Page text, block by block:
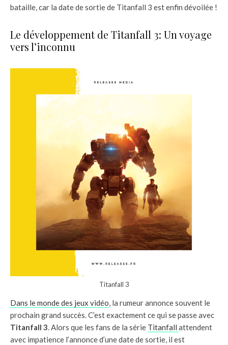
bataille, car la date de sortie de Titanfall 3 est enfin dévoilée !
Le développement de Titanfall 3: Un voyage
vers l’inconnu
Titanfall 3
Dans le monde des jeux vidéo, la rumeur annonce souvent le
prochain grand succès. C’est exactement ce qui se passe avec
Titanfall 3. Alors que les fans de la série Titanfall attendent
avec impatience l’annonce d’une date de sortie, il est